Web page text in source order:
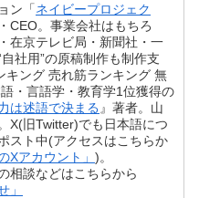
ン「ネイビープロジェク
CEO。事業会社はもちろ
在京テレビ局・新聞社・一
社用”の原稿制作も制作支
キング 売れ筋ランキング 無
・言語学・教育学1位獲得の
は述語で決まる 』著者。山
X(旧Twitter)でも日本語につ
スト中(アクセスはこちらか
Xアカウント」)。
相談などはこちらから
」